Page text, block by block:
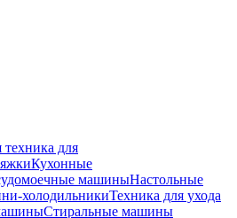
для
Кухонные
машиныНастольные
холодильникиТехника для ухода
Стиральные машины